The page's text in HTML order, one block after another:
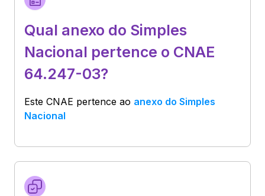
Qual anexo do Simples
Nacional pertence o CNAE
64.247-03?
Este CNAE pertence ao anexo do Simples
Nacional